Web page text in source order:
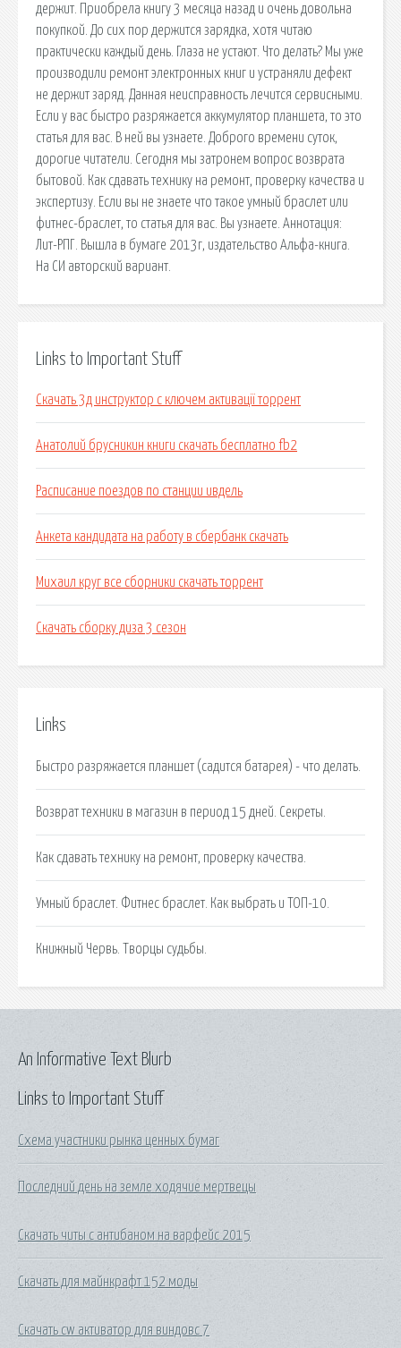
держит. Приобрела книгу 3 месяца назад и очень довольна
покупкой. До сих пор держится зарядка, хотя читаю
практически каждый день. Глаза не устают. Что делать? Мы уже
производили ремонт электронных книг и устраняли дефект
не держит заряд. Данная неисправность лечится сервисными.
Если у вас быстро разряжается аккумулятор планшета, то это
статья для вас. В ней вы узнаете. Доброго времени суток,
дорогие читатели. Сегодня мы затронем вопрос возврата
бытовой. Как сдавать технику на ремонт, проверку качества и
экспертизу. Если вы не знаете что такое умный браслет или
фитнес-браслет, то статья для вас. Вы узнаете. Аннотация:
Лит-РПГ. Вышла в бумаге 2013г, издательство Альфа-книга.
На СИ авторский вариант.
Links to Important Stuff
Скачать 3д инструктор с ключем активації торрент
Анатолий брусникин книги скачать бесплатно fb2
Расписание поездов по станции ивдель
Анкета кандидата на работу в сбербанк скачать
Михаил круг все сборники скачать торрент
Скачать сборку диза 3 сезон
Links
Быстро разряжается планшет (садится батарея) - что делать.
Возврат техники в магазин в период 15 дней. Секреты.
Как сдавать технику на ремонт, проверку качества.
Умный браслет. Фитнес браслет. Как выбрать и ТОП-10.
Книжный Червь. Творцы судьбы.
Links to Important Stuff
Схема участники рынка ценных бумаг
Последний день на земле ходячие мертвецы
Скачать читы с антибаном на варфейс 2015
Скачать для майнкрафт 152 моды
Скачать cw активатор для виндовс 7
An Informative Text Blurb